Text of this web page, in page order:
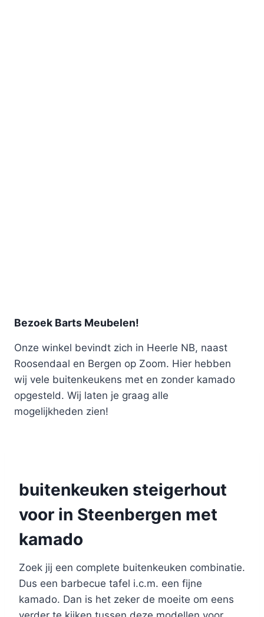
Bezoek Barts Meubelen!
Onze winkel bevindt zich in Heerle NB, naast
Roosendaal en Bergen op Zoom. Hier hebben
wij vele buitenkeukens met en zonder kamado
opgesteld. Wij laten je graag alle
mogelijkheden zien!
buitenkeuken steigerhout
voor in Steenbergen met
kamado
Zoek jij een complete buitenkeuken combinatie.
Dus een barbecue tafel i.c.m. een fijne
kamado. Dan is het zeker de moeite om eens